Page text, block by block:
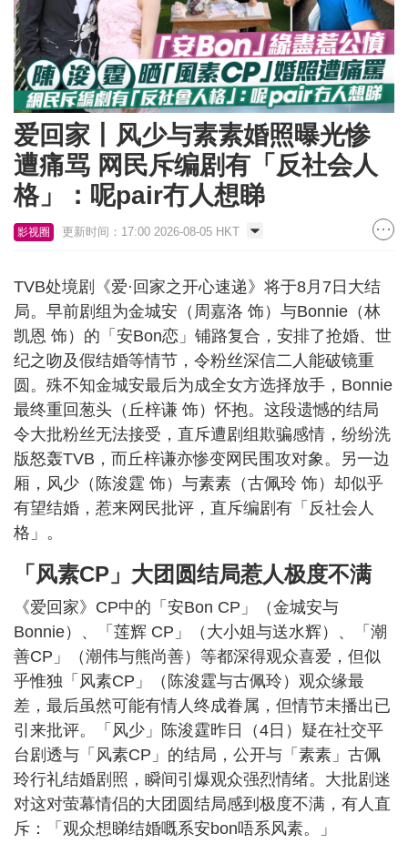
爱回家丨风少与素素婚照曝光惨
遭痛骂 网民斥编剧有「反社会人
格」：呢pair冇人想睇
影视圈 更新时间：17:00 2026-08-05 HKT
TVB处境剧《爱·回家之开心速递》将于8月7日大结
局。早前剧组为金城安（周嘉洛 饰）与Bonnie（林
凯恩 饰）的「安Bon恋」铺路复合，安排了抢婚、世
纪之吻及假结婚等情节，令粉丝深信二人能破镜重
圆。殊不知金城安最后为成全女方选择放手，Bonnie
最终重回葱头（丘梓谦 饰）怀抱。这段遗憾的结局
令大批粉丝无法接受，直斥遭剧组欺骗感情，纷纷洗
版怒轰TVB，而丘梓谦亦惨变网民围攻对象。另一边
厢，风少（陈浚霆 饰）与素素（古佩玲 饰）却似乎
有望结婚，惹来网民批评，直斥编剧有「反社会人
格」。
「风素CP」大团圆结局惹人极度不满
《爱回家》CP中的「安Bon CP」（金城安与
Bonnie）、「莲辉 CP」（大小姐与送水辉）、「潮
善CP」（潮伟与熊尚善）等都深得观众喜爱，但似
乎惟独「风素CP」（陈浚霆与古佩玲）观众缘最
差，最后虽然可能有情人终成眷属，但情节未播出已
引来批评。「风少」陈浚霆昨日（4日）疑在社交平
台剧透与「风素CP」的结局，公开与「素素」古佩
玲行礼结婚剧照，瞬间引爆观众强烈情绪。大批剧迷
对这对萤幕情侣的大团圆结局感到极度不满，有人直
斥：「观众想睇结婚嘅系安bon唔系风素。」